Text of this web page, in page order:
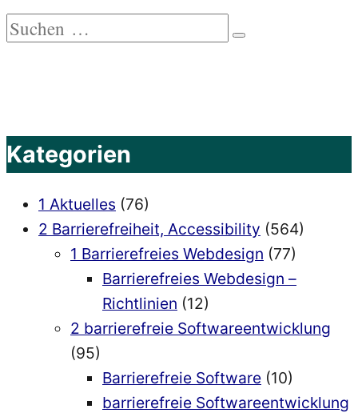
Suchen
Kategorien
1 Aktuelles (76)
2 Barrierefreiheit, Accessibility (564)
1 Barrierefreies Webdesign (77)
Barrierefreies Webdesign –
Richtlinien (12)
2 barrierefreie Softwareentwicklung
(95)
Barrierefreie Software (10)
barrierefreie Softwareentwicklung